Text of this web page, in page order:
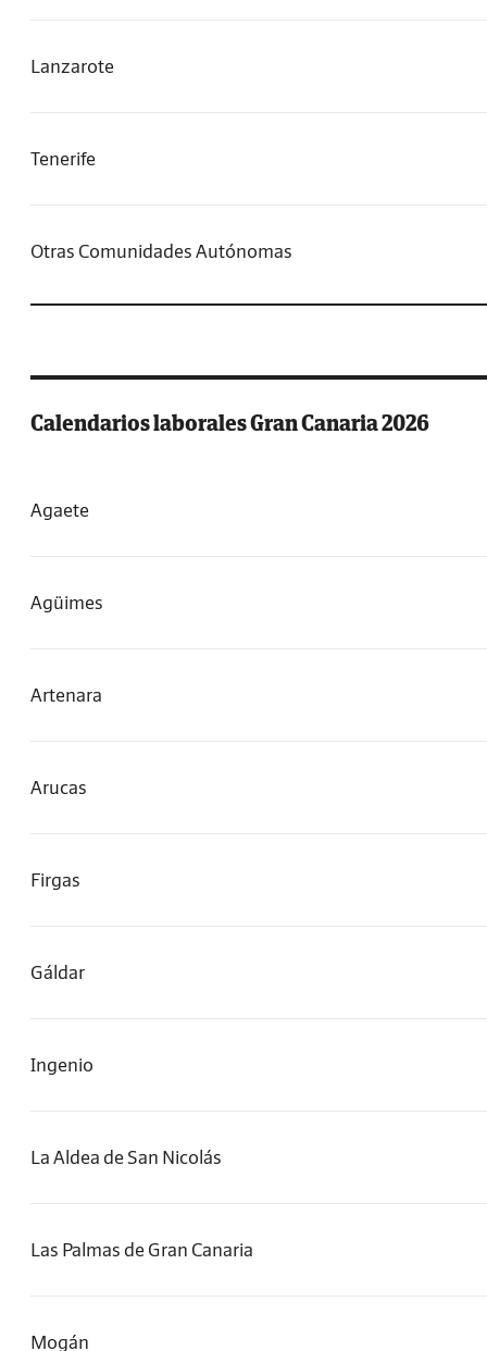
Lanzarote
Tenerife
Otras Comunidades Autónomas
Calendarios laborales Gran Canaria 2026
Agaete
Agüimes
Artenara
Arucas
Firgas
Gáldar
Ingenio
La Aldea de San Nicolás
Las Palmas de Gran Canaria
Mogán